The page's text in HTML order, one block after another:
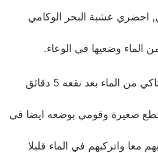
احضري عشبة البحر الوكامي
الماء وضعيها في الوعاء.
اخرجي ايضا الشيتاكي من الماء بعد نقعه 5 دقائق
صغيرة وقومي بوضعه ايضا في
معا واتركيهم في الماء قليلا